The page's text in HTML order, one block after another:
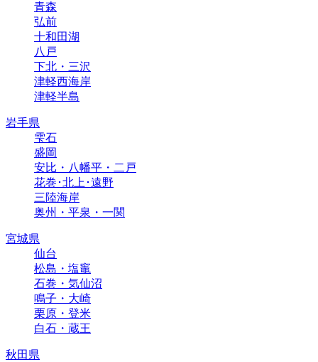
青森
弘前
十和田湖
八戸
下北・三沢
津軽西海岸
津軽半島
岩手県
雫石
盛岡
安比・八幡平・二戸
花巻･北上･遠野
三陸海岸
奥州・平泉・一関
宮城県
仙台
松島・塩竈
石巻・気仙沼
鳴子・大崎
栗原・登米
白石・蔵王
秋田県